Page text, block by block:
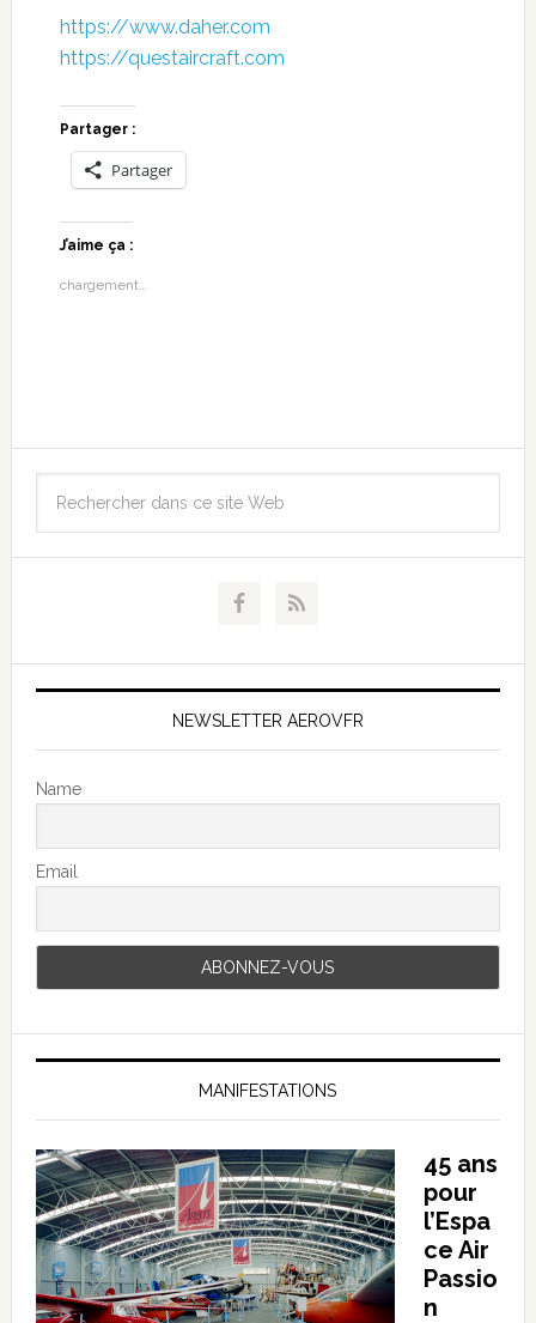
https://www.daher.com
https://questaircraft.com
Partager :
Partager
J’aime ça :
chargement…
NEWSLETTER AEROVFR
Name
Email
MANIFESTATIONS
45 ans
pour
l’Espa
ce Air
Passio
n